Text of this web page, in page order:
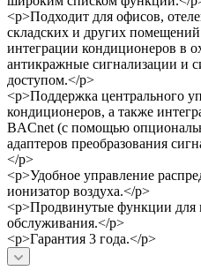
<p>Подходит для офисов,
складских и других
интеграции кондиционеров в
антикражные сигнализации и
доступом.</p>
<p>Поддержка центрального
кондиционеров, а также
BACnet (с помощью
адаптеров преобразования
</p>
<p>Удобное управление
ионизатор воздуха.</p>
<p>Продвинутые функции для
обслуживания.</p>
<p>Гарантия 3 года.</p>